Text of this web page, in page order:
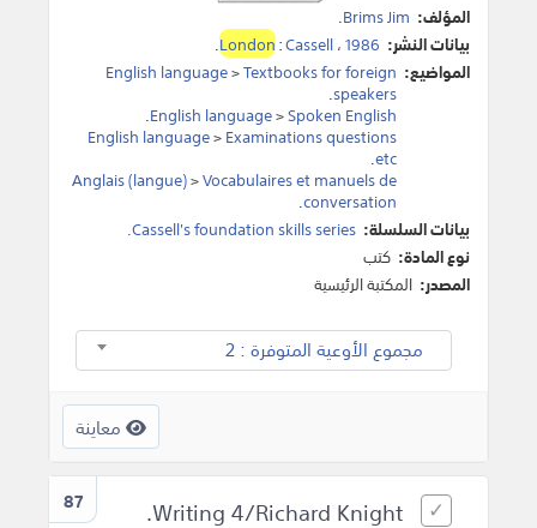
المؤلف: Brims Jim
.
بيانات النشر:
London:Cassell،1986
.
المواضيع:
English language>Textbooks for foreign
speakers
.
English language>Spoken English
.
English language>Examinations questions
etc
.
Anglais (langue)>Vocabulaires et manuels de
conversation
.
بيانات السلسلة: Cassell's foundation skills series.
نوع المادة: كتب
المصدر: المكتبة الرئيسية
مجموع الأوعية المتوفرة : 2
معاينة
87